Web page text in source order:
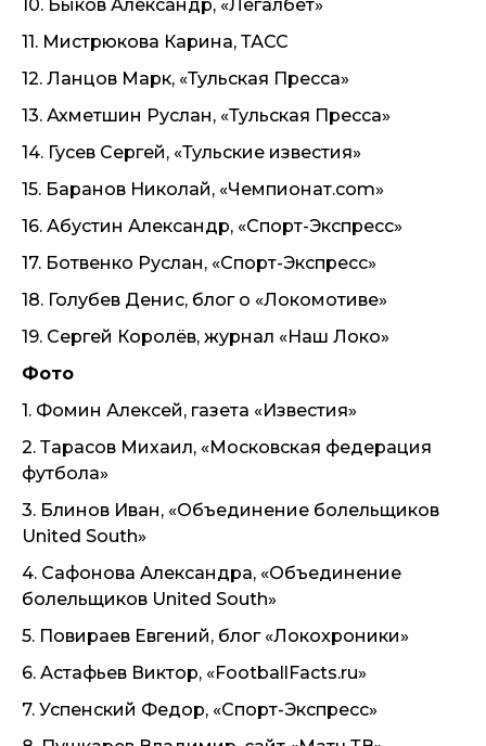
10. Быков Александр, «Легалбет»
11. Мистрюкова Карина, ТАСС
12. Ланцов Марк, «Тульская Пресса»
13. Ахметшин Руслан, «Тульская Пресса»
14. Гусев Сергей, «Тульские известия»
15. Баранов Николай, «Чемпионат.com»
16. Абустин Александр, «Спорт-Экспресс»
17. Ботвенко Руслан, «Спорт-Экспресс»
18. Голубев Денис, блог о «Локомотиве»
19. Сергей Королёв, журнал «Наш Локо»
Фото
1. Фомин Алексей, газета «Известия»
2. Тарасов Михаил, «Московская федерация
футбола»
3. Блинов Иван, «Объединение болельщиков
United South»
4. Сафонова Александра, «Объединение
болельщиков United South»
5. Повираев Евгений, блог «Локохроники»
6. Астафьев Виктор, «FootballFacts.ru»
7. Успенский Федор, «Спорт-Экспресс»